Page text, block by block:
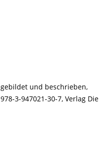
und beschrieben,
3-947021-30-7, Verlag Die